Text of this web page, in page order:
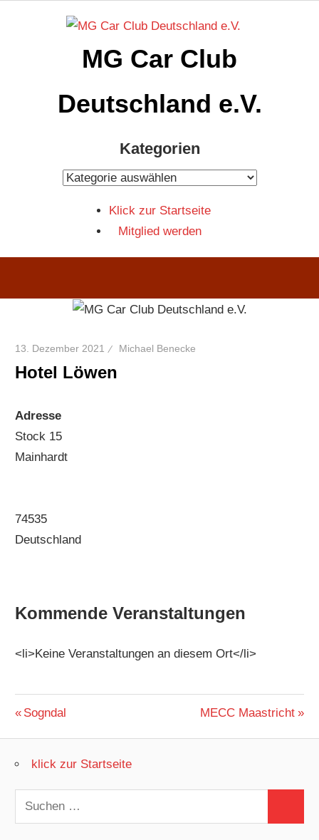
MG Car Club
Deutschland e.V.
Kategorien
Kategorien
Klick zur Startseite
Mitglied werden
13. Dezember 2021 Michael Benecke
Hotel Löwen
Adresse
Stock 15
Mainhardt
74535
Deutschland
Kommende Veranstaltungen
<li>Keine Veranstaltungen an diesem Ort</li>
Beitragsnavigation
Vorheriger
Sogndal
Nächster
MECC Maastricht
klick zur Startseite
Suchen
nach: